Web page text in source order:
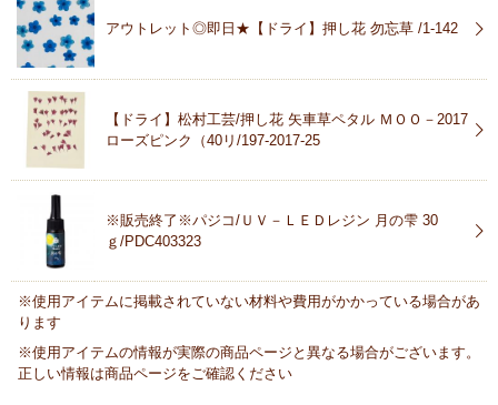
アウトレット◎即日★【ドライ】押し花 勿忘草 /1-142
【ドライ】松村工芸/押し花 矢車草ペタル ＭＯＯ－2017
ローズピンク（40リ/197-2017-25
※販売終了※パジコ/ＵＶ－ＬＥＤレジン 月の雫 30
ｇ/PDC403323
※使用アイテムに掲載されていない材料や費用がかかっている場合があ
ります
※使用アイテムの情報が実際の商品ページと異なる場合がございます。
正しい情報は商品ページをご確認ください